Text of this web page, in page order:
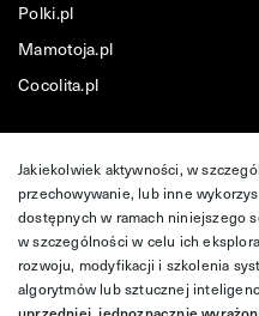
Polki.pl
Mamotoja.pl
Cocolita.pl
Jakiekolwiek aktywności, w
przechowywanie, lub inne
dostępnych w ramach niniejszego
w szczególności w celu ich
rozwoju, modyfikacji i szkolenia
algorytmów lub sztucznej